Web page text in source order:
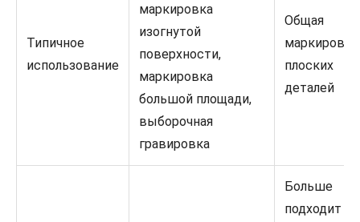
Типичное
использование
маркировка
изогнутой
поверхности,
маркировка
большой площади,
выборочная
гравировка
Общая
маркировка
плоских
деталей
Больше
подходит